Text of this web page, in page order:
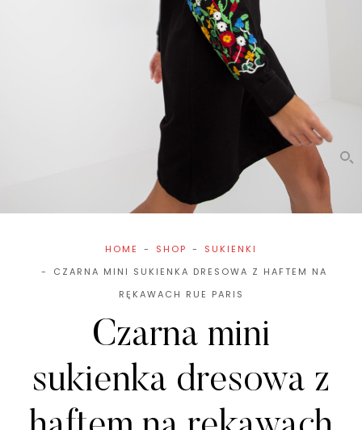
HOME SHOP
SUKIENKI
CZARNA MINI SUKIENKA DRESOWA Z HAFTEM NA
RĘKAWACH RUE PARIS
Czarna mini
sukienka dresowa z